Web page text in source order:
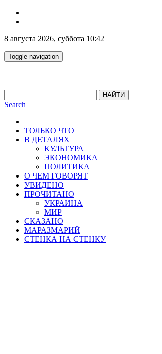
8 августа 2026, суббота 10:42
Toggle navigation
НАЙТИ
Search
ТОЛЬКО ЧТО
В ДЕТАЛЯХ
КУЛЬТУРА
ЭКОНОМИКА
ПОЛИТИКА
О ЧЕМ ГОВОРЯТ
УВИДЕНО
ПРОЧИТАНО
УКРАИНА
МИР
СКАЗАНО
МАРАЗМАРИЙ
СТЕНКА НА СТЕНКУ